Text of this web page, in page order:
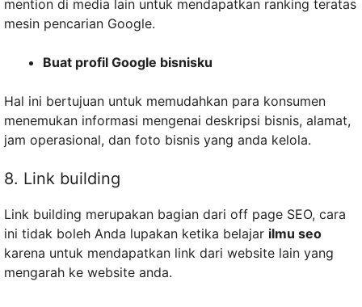
mention di media lain untuk mendapatkan ranking teratas
mesin pencarian Google.
Buat profil Google bisnisku
Hal ini bertujuan untuk memudahkan para konsumen
menemukan informasi mengenai deskripsi bisnis, alamat,
jam operasional, dan foto bisnis yang anda kelola.
8. Link building
Link building merupakan bagian dari off page SEO, cara
ini tidak boleh Anda lupakan ketika belajar ilmu seo
karena untuk mendapatkan link dari website lain yang
mengarah ke website anda.